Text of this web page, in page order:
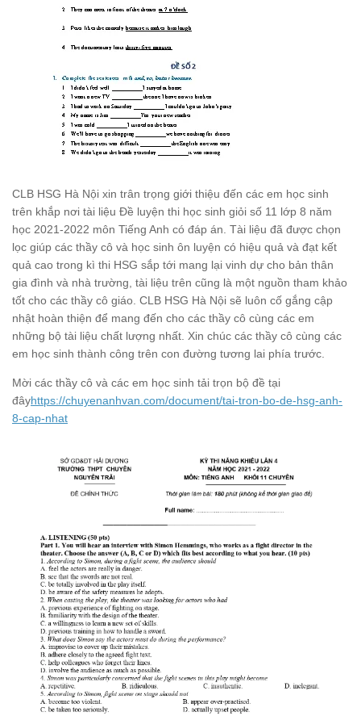
CLB HSG Hà Nội xin trân trọng giới thiệu đến các em học sinh
trên khắp nơi tài liệu Đề luyện thi học sinh giỏi số 11 lớp 8 năm
học 2021-2022 môn Tiếng Anh có đáp án. Tài liệu đã được chọn
lọc giúp các thầy cô và học sinh ôn luyện có hiệu quả và đạt kết
quả cao trong kì thi HSG sắp tới mang lại vinh dự cho bản thân
gia đình và nhà trường, tài liệu trên cũng là một nguồn tham khảo
tốt cho các thầy cô giáo. CLB HSG Hà Nội sẽ luôn cố gắng cập
nhật hoàn thiện để mang đến cho các thầy cô cùng các em
những bộ tài liệu chất lượng nhất. Xin chúc các thầy cô cùng các
em học sinh thành công trên con đường tương lai phía trước.
Mời các thầy cô và các em học sinh tải trọn bộ đề tại
đâyhttps://chuyenanhvan.com/document/tai-tron-bo-de-hsg-anh-
8-cap-nhat